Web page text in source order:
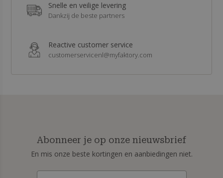
Snelle en veilige levering
Dankzij de beste partners
Reactive customer service
customerservicenl@myfaktory.com
Abonneer je op onze nieuwsbrief
En mis onze beste kortingen en aanbiedingen niet.